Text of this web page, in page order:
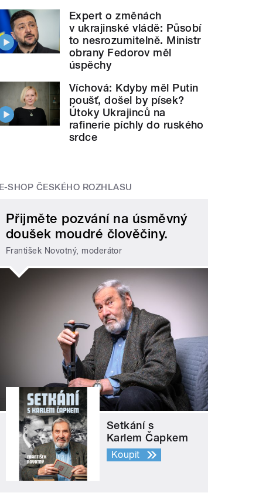
Expert o změnách
v ukrajinské vládě: Působí
to nesrozumitelně. Ministr
obrany Fedorov měl
úspěchy
Víchová: Kdyby měl Putin
poušť, došel by písek?
Útoky Ukrajinců na
rafinerie píchly do ruského
srdce
E-SHOP ČESKÉHO ROZHLASU
Přijměte pozvání na úsměvný
doušek moudré člověčiny.
František Novotný, moderátor
Setkání s
Karlem Čapkem
Koupit